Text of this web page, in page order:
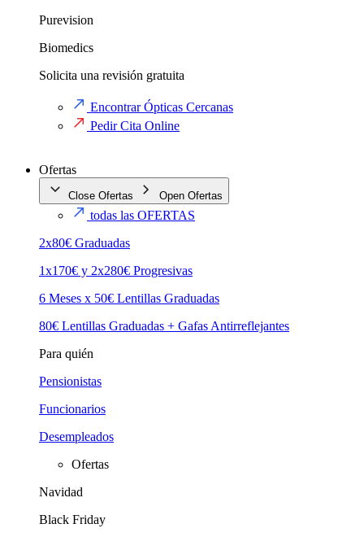
Purevision
Biomedics
Solicita una revisión gratuita
Encontrar Ópticas Cercanas
Pedir Cita Online
Ofertas
Close Ofertas Open Ofertas
todas las OFERTAS
2x80€ Graduadas
1x170€ y 2x280€ Progresivas
6 Meses x 50€ Lentillas Graduadas
80€ Lentillas Graduadas + Gafas Antirreflejantes
Para quién
Pensionistas
Funcionarios
Desempleados
Ofertas
Navidad
Black Friday